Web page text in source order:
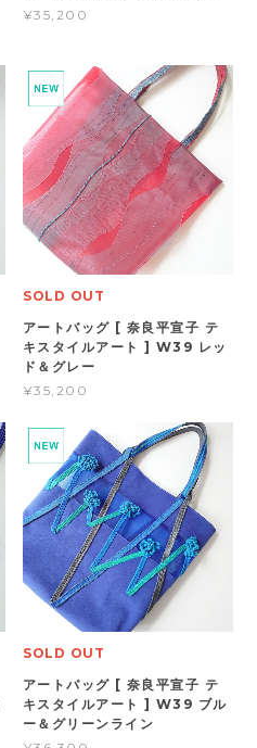
¥35,200
SOLD OUT
アートバッグ [ 奈良平宣子 テ
キスタイルアート ] W39 レッ
ド＆グレー
¥35,200
SOLD OUT
アートバッグ [ 奈良平宣子 テ
キスタイルアート ] W39 ブル
ー＆グリーンライン